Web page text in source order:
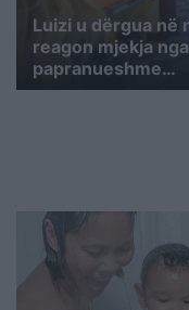
Luizi u dërgua në
reagon mjekja
papranueshme…